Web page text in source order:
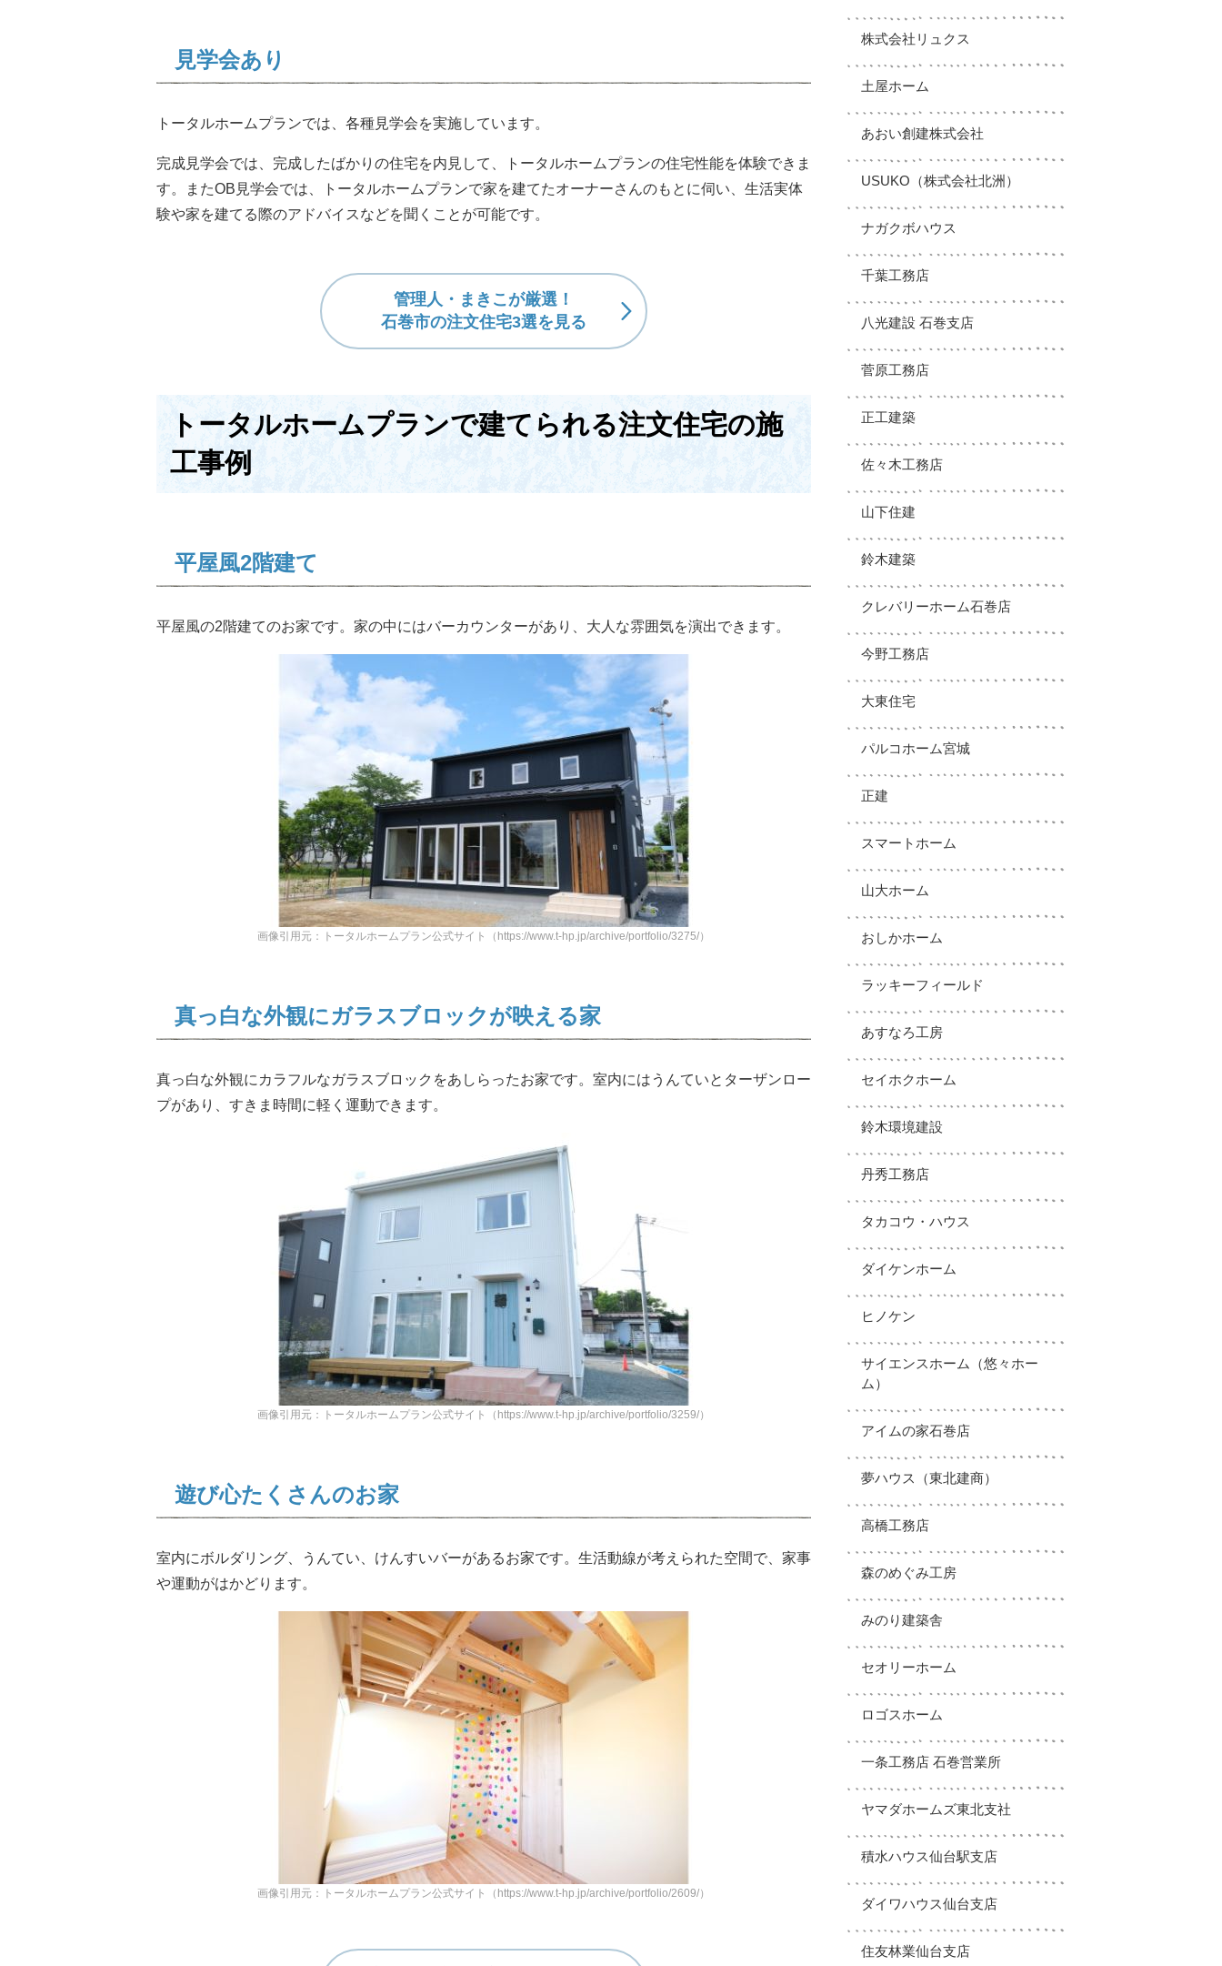
見学会あり
トータルホームプランでは、各種見学会を実施しています。
完成見学会では、完成したばかりの住宅を内見して、トータルホームプランの住宅性能を体験できま
す。またOB見学会では、トータルホームプランで家を建てたオーナーさんのもとに伺い、生活実体
験や家を建てる際のアドバイスなどを聞くことが可能です。
管理人・まきこが厳選！
石巻市の注文住宅3選を見る
トータルホームプランで建てられる注文住宅の施
工事例
平屋風2階建て
平屋風の2階建てのお家です。家の中にはバーカウンターがあり、大人な雰囲気を演出できます。
画像引用元：トータルホームプラン公式サイト（https://www.t-hp.jp/archive/portfolio/3275/）
真っ白な外観にガラスブロックが映える家
真っ白な外観にカラフルなガラスブロックをあしらったお家です。室内にはうんていとターザンロー
プがあり、すきま時間に軽く運動できます。
画像引用元：トータルホームプラン公式サイト（https://www.t-hp.jp/archive/portfolio/3259/）
遊び心たくさんのお家
室内にボルダリング、うんてい、けんすいバーがあるお家です。生活動線が考えられた空間で、家事
や運動がはかどります。
画像引用元：トータルホームプラン公式サイト（https://www.t-hp.jp/archive/portfolio/2609/）
株式会社リュクス
土屋ホーム
あおい創建株式会社
USUKO（株式会社北洲）
ナガクボハウス
千葉工務店
八光建設 石巻支店
菅原工務店
正工建築
佐々木工務店
山下住建
鈴木建築
クレバリーホーム石巻店
今野工務店
大東住宅
パルコホーム宮城
正建
スマートホーム
山大ホーム
おしかホーム
ラッキーフィールド
あすなろ工房
セイホクホーム
鈴木環境建設
丹秀工務店
タカコウ・ハウス
ダイケンホーム
ヒノケン
サイエンスホーム（悠々ホー
ム）
アイムの家石巻店
夢ハウス（東北建商）
高橋工務店
森のめぐみ工房
みのり建築舎
セオリーホーム
ロゴスホーム
一条工務店 石巻営業所
ヤマダホームズ東北支社
積水ハウス仙台駅支店
ダイワハウス仙台支店
住友林業仙台支店